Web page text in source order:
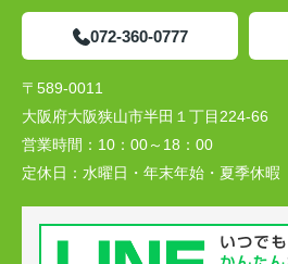
072-360-0777
〒589-0011
大阪府大阪狭山市半田１丁目224-66
営業時間： 10：00～18：00
定休日： 水曜日・年末年始・夏季休暇